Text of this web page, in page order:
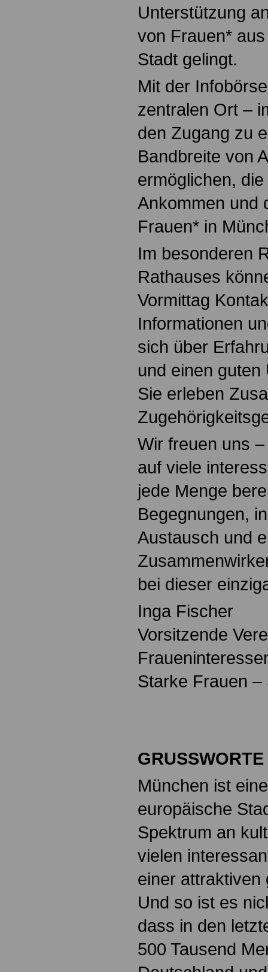
Unterstützung
von Frauen*
Stadt gelingt.
Mit der
zentralen Ort –
den Zugang zu
Bandbreite von
ermöglichen,
Ankommen und
Frauen* in
Im besonderen
Rathauses
Vormittag
Informationen
sich über
und einen
Sie erleben
Wir freuen uns
auf viele
jede Menge
Begegnungen,
Austausch und
bei dieser
Inga Fischer
Vorsitzende
Starke Frauen
München ist
europäische
Spektrum an
vielen
einer attraktiven
Und so ist es
dass in den
500 Tausend